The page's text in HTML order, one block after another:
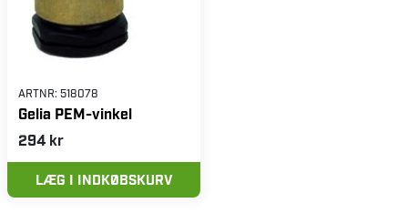
ARTNR: 518078
Gelia PEM-vinkel
294 kr
LÆG I INDKØBSKURV